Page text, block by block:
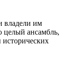
владели им
целый ансамбль,
исторических